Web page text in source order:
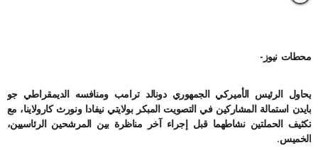
محطات نيوز-
يحاول الرئيس الأميركي الجمهوري دونالد ترامب ومنافسه الديمقراطي جو
بايدن استمالة المشاركين في التصويت المبكر بولايتي نيفادا ونورث كارولاينا، مع
تكثيف الحملتين نشاطهما قبل إجراء آخر مناظرة بين المرشحين الرئاسيين،
الخميس.